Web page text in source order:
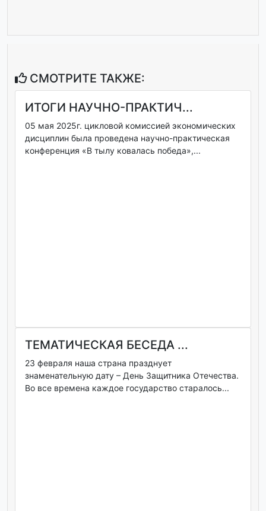
СМОТРИТЕ ТАКЖЕ:
ИТОГИ НАУЧНО-ПРАКТИЧ...
05 мая 2025г. цикловой комиссией экономических
дисциплин была проведена научно-практическая
конференция «В тылу ковалась победа»,...
ТЕМАТИЧЕСКАЯ БЕСЕДА ...
23 февраля наша страна празднует
знаменательную дату – День Защитника Отечества.
Во все времена каждое государство старалось...